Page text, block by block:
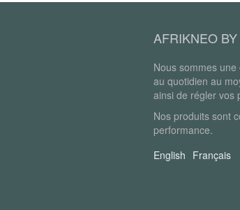
AFRIKNEO
Nous sommes
au quotidien au
ainsi de régler vos
Nos produits sont
performance.
English Français